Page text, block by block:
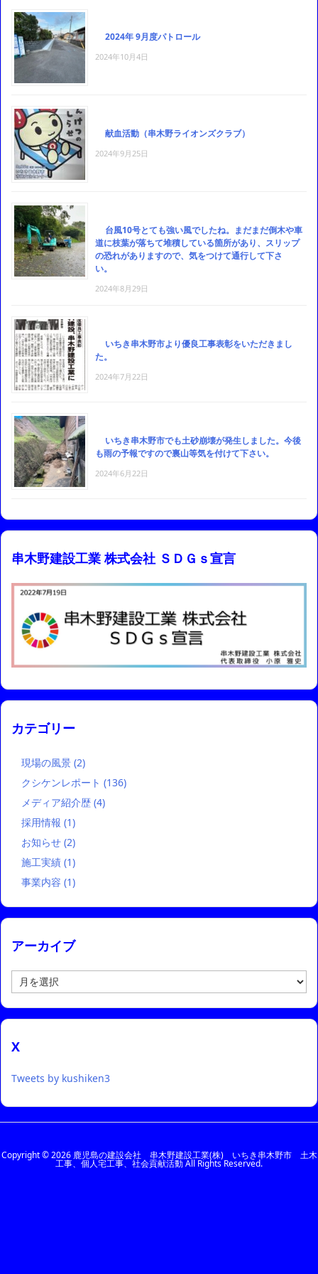
2024年 9月度パトロール
2024年10月4日
献血活動（串木野ライオンズクラブ）
2024年9月25日
台風10号とても強い風でしたね。まだまだ倒木や車
道に枝葉が落ちて堆積している箇所があり、スリップ
の恐れがありますので、気をつけて通行して下さ
い。
2024年8月29日
いちき串木野市より優良工事表彰をいただきまし
た。
2024年7月22日
いちき串木野市でも土砂崩壊が発生しました。今後
も雨の予報ですので裏山等気を付けて下さい。
2024年6月22日
串木野建設工業 株式会社 ＳＤＧｓ宣言
カテゴリー
現場の風景 (2)
クシケンレポート (136)
メディア紹介歴 (4)
採用情報 (1)
お知らせ (2)
施工実績 (1)
事業内容 (1)
アーカイブ
ー
カ
イ
X
Tweets by kushiken3
Copyright ©2026 鹿児島の建設会社 串木野建設工業(株) いちき串木野市 土木
工事、個人宅工事、社会貢献活動All Rights Reserved.